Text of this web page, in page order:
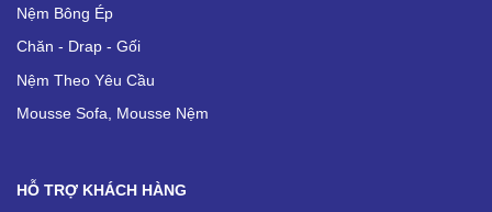
Nệm Bông Ép
Chăn - Drap - Gối
Nệm Theo Yêu Cầu
Mousse Sofa, Mousse Nệm
HỖ TRỢ KHÁCH HÀNG